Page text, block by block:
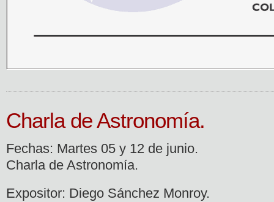
Charla de Astronomía.
Fechas: Martes 05 y 12 de junio.
Charla de Astronomía.
Expositor: Diego Sánchez Monroy.